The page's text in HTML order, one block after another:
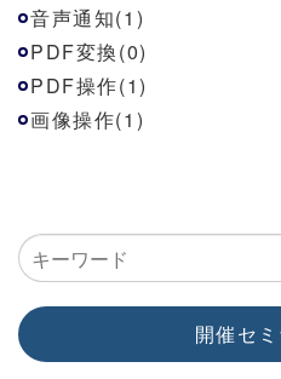
音声通知(1)
PDF変換(0)
PDF操作(1)
画像操作(1)
開催セ